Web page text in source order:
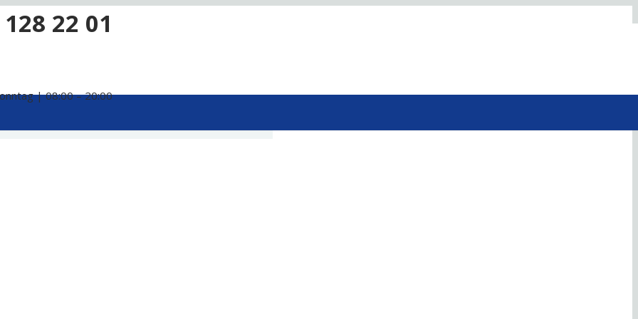
22 01
| 08:00 – 20:00